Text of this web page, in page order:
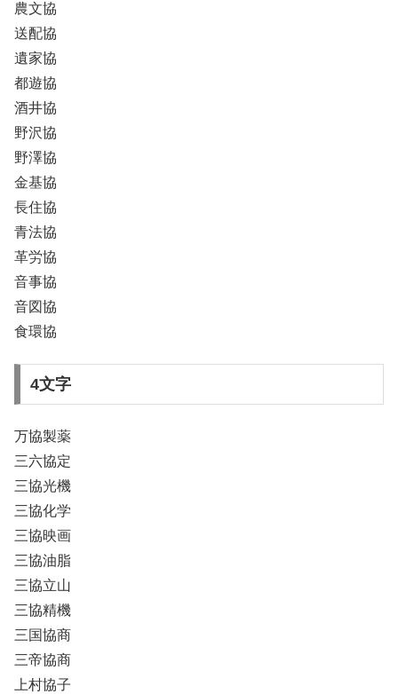
農文協
送配協
遺家協
都遊協
酒井協
野沢協
野澤協
金基協
長住協
青法協
革労協
音事協
音図協
食環協
4文字
万協製薬
三六協定
三協光機
三協化学
三協映画
三協油脂
三協立山
三協精機
三国協商
三帝協商
上村協子